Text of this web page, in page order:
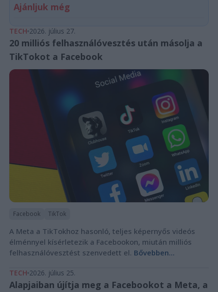
Ajánljuk még
TECH 2026. július 27.
20 milliós felhasználóvesztés után másolja a
TikTokot a Facebook
Facebook TikTok
A Meta a TikTokhoz hasonló, teljes képernyős videós
élménnyel kísérletezik a Facebookon, miután milliós
felhasználóvesztést szenvedett el. Bővebben...
TECH 2026. július 25.
Alapjaiban újítja meg a Facebookot a Meta, a